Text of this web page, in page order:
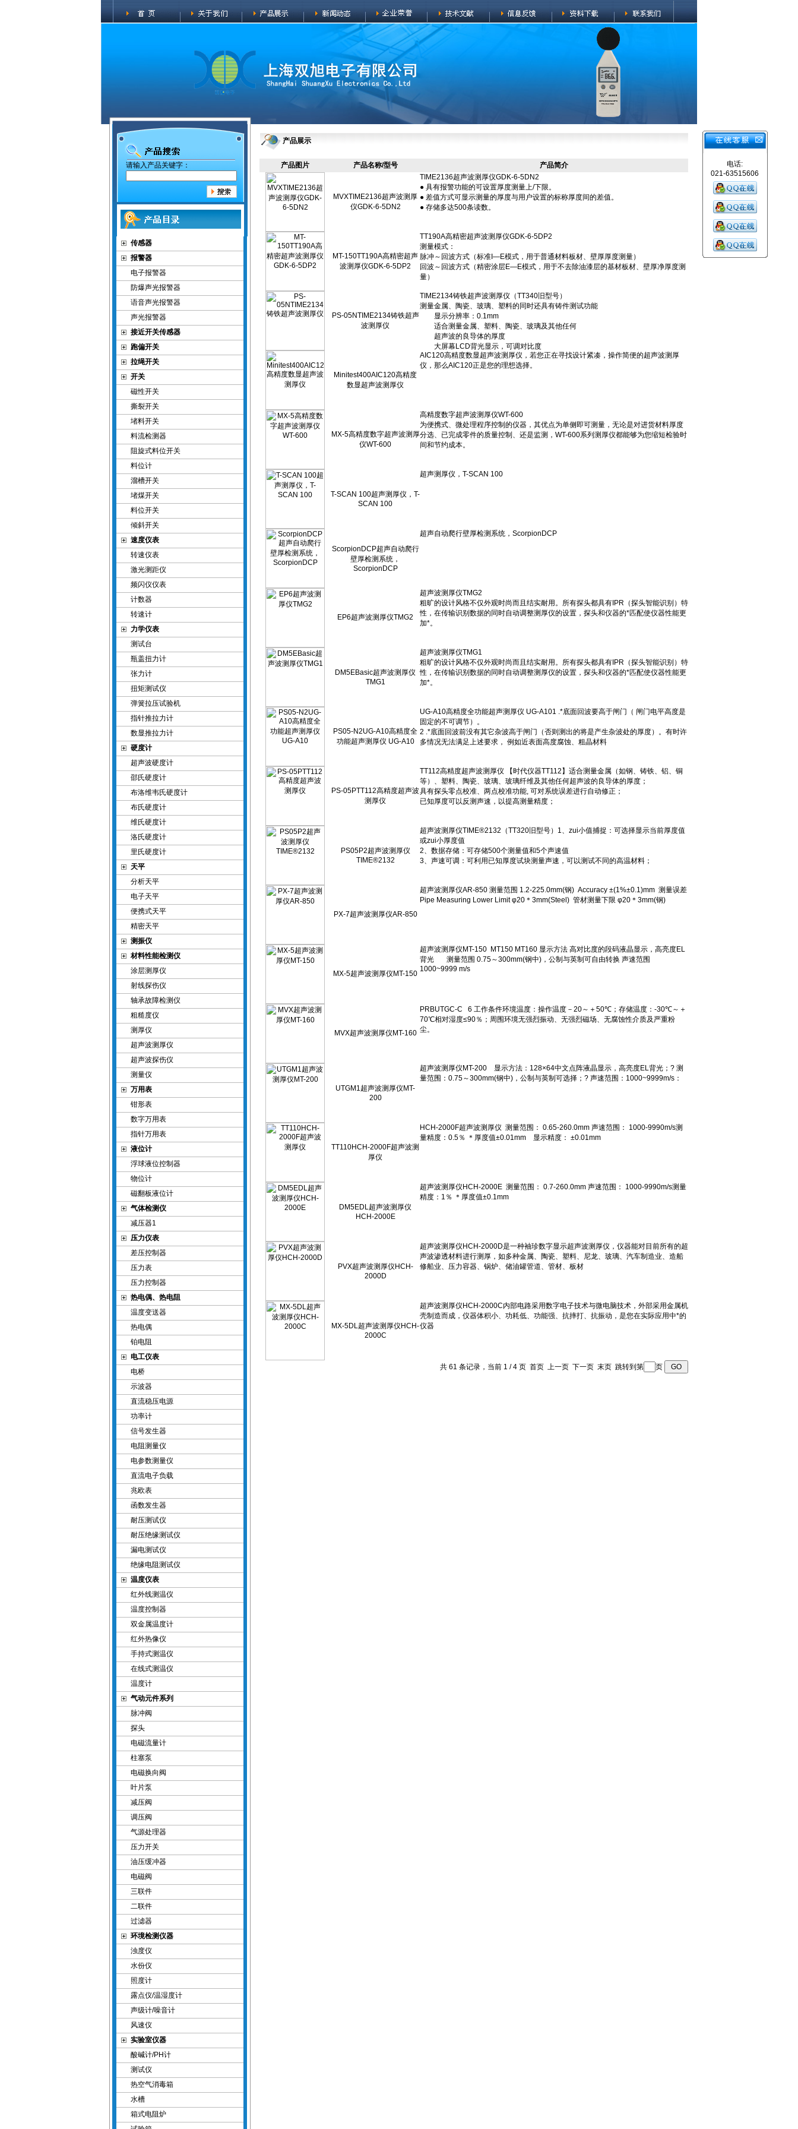
电话:
021-63515606
请输入产品关键字：
传感器
报警器
电子报警器
防爆声光报警器
语音声光报警器
声光报警器
接近开关传感器
跑偏开关
拉绳开关
开关
磁性开关
撕裂开关
堵料开关
料流检测器
阻旋式料位开关
料位计
溜槽开关
堵煤开关
料位开关
倾斜开关
速度仪表
转速仪表
激光测距仪
频闪仪仪表
计数器
转速计
力学仪表
测试台
瓶盖扭力计
张力计
扭矩测试仪
弹簧拉压试验机
指针推拉力计
数显推拉力计
硬度计
超声波硬度计
邵氏硬度计
布洛维韦氏硬度计
布氏硬度计
维氏硬度计
洛氏硬度计
里氏硬度计
天平
分析天平
电子天平
便携式天平
精密天平
测振仪
材料性能检测仪
涂层测厚仪
射线探伤仪
轴承故障检测仪
粗糙度仪
测厚仪
超声波测厚仪
超声波探伤仪
测量仪
万用表
钳形表
数字万用表
指针万用表
液位计
浮球液位控制器
物位计
磁翻板液位计
气体检测仪
减压器1
压力仪表
差压控制器
压力表
压力控制器
热电偶、热电阻
温度变送器
热电偶
铂电阻
电工仪表
电桥
示波器
直流稳压电源
功率计
信号发生器
电阻测量仪
电参数测量仪
直流电子负载
兆欧表
函数发生器
耐压测试仪
耐压绝缘测试仪
漏电测试仪
绝缘电阻测试仪
温度仪表
红外线测温仪
温度控制器
双金属温度计
红外热像仪
手持式测温仪
在线式测温仪
温度计
气动元件系列
脉冲阀
探头
电磁流量计
柱塞泵
电磁换向阀
叶片泵
减压阀
调压阀
气源处理器
压力开关
油压缓冲器
电磁阀
三联件
二联件
过滤器
环境检测仪器
浊度仪
水份仪
照度计
露点仪/温湿度计
声级计/噪音计
风速仪
实验室仪器
酸碱计/PH计
测试仪
热空气消毒箱
水槽
箱式电阻炉
产品展示
产品图片 产品名称/型号 产品简介
MVXTIME2136超声波测厚
仪GDK-6-5DN2
MT-150TT190A高精密超声
波测厚仪GDK-6-5DP2
PS-05NTIME2134铸铁超声
波测厚仪
Minitest400AIC120高精度
数显超声波测厚仪
MX-5高精度数字超声波测厚
仪WT-600
T-SCAN 100超声测厚仪，T-
SCAN 100
ScorpionDCP超声自动爬行
壁厚检测系统，
ScorpionDCP
EP6超声波测厚仪TMG2
DM5EBasic超声波测厚仪
TMG1
PS05-N2UG-A10高精度全
功能超声测厚仪 UG-A10
PS-05PTT112高精度超声波
测厚仪
PS05P2超声波测厚仪
TIME®2132
PX-7超声波测厚仪AR-850
MX-5超声波测厚仪MT-150
MVX超声波测厚仪MT-160
UTGM1超声波测厚仪MT-
200
TT110HCH-2000F超声波测
厚仪
DM5EDL超声波测厚仪
HCH-2000E
PVX超声波测厚仪HCH-
2000D
MX-5DL超声波测厚仪HCH-
2000C
共 61 条记录，当前 1 / 4 页 首页 上一页 下一页 末页 跳转到第 页